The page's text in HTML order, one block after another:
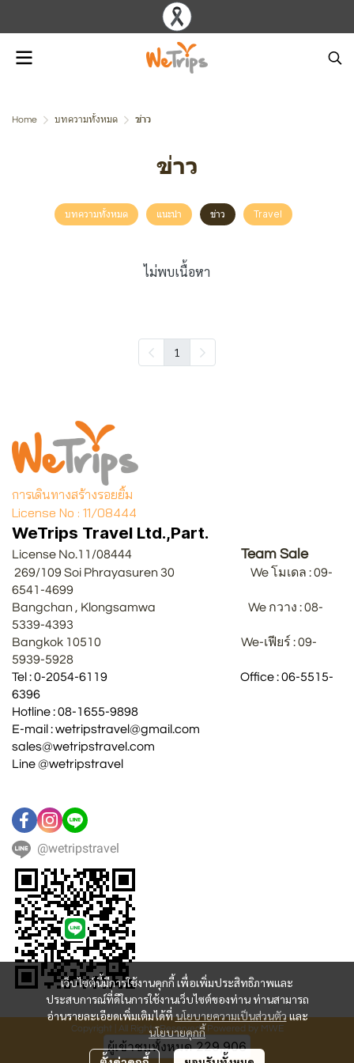
Home บทความทั้งหมด ข่าว
ข่าว
บทความทั้งหมด แนะนำ ข่าว Travel
ไม่พบเนื้อหา
1
เว็บไซต์นี้มีการใช้งานคุกกี้ เพื่อเพิ่มประสิทธิภาพและ
ประสบการณ์ที่ดีในการใช้งานเว็บไซต์ของท่าน ท่านสามารถ
อ่านรายละเอียดเพิ่มเติมได้ที่นโยบายความเป็นส่วนตัวและ
นโยบายคุกกี้
การเดินทางสร้างรอยยิ้ม
License No : 11/08444
WeTrips Travel Ltd.,Part.
License No.11/08444 Team Sale
269/109 Soi Phrayasuren 30 We โมเดล : 09-
6541-4699
Bangchan , Klongsamwa We กวาง : 08-
5339-4393
Bangkok 10510 We-เฟียร์ : 09-
5939-5928
Tel : 0-2054-6119 Office : 06-5515-
6396
Hotline : 08-1655-9898
E-mail : wetripstravel@gmail.com
sales@wetripstravel.com
Line @wetripstravel
@wetripstravel
Copyright | All Rights Reserved | Powered by MWE
ผู้เข้าชมทั้งหมด229,906